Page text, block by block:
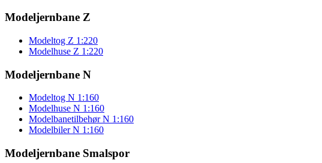
Modeljernbane Z
Modeltog Z 1:220
Modelhuse Z 1:220
Modeljernbane N
Modeltog N 1:160
Modelhuse N 1:160
Modelbanetilbehør N 1:160
Modelbiler N 1:160
Modeljernbane Smalspor